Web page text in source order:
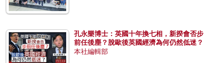
孔永樂博士：英國十年換七相，新揆會否步
前任後塵？脫歐後英國經濟為何仍然低迷？
本社編輯部